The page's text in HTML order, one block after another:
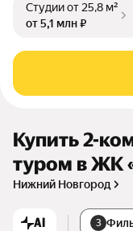
Студииот 25,8 м²
от 5,1 млн ₽
Купить 2-
туром в ЖК
Нижний Новгород
AI 3